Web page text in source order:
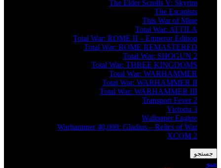
The Elder Scrolls V: Skyrim
The Escapists
This War of Mine
Total War: ATTILA
Total War: ROME II – Emperor Edition
Total War: ROME REMASTERED
Total War: SHOGUN 2
Total War: THREE KINGDOMS
Total War: WARHAMMER
Total War: WARHAMMER II
Total War: WARHAMMER III
Transport Fever 2
Victoria 3
Wallpaper Engine
Warhammer 40,000: Gladius – Relics of War
XCOM 2
جستجو
منو